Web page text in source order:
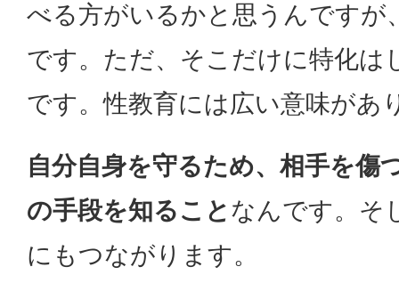
べる方がいるかと思うんですが
です。ただ、そこだけに特化は
です。性教育には広い意味があ
自分自身を守るため、相手を傷
の手段を知ることなんです。そ
にもつながります。